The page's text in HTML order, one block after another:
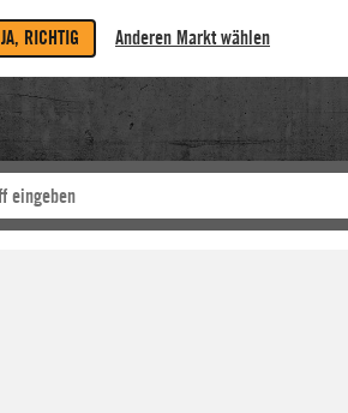
JA, RICHTIG Anderen Markt wählen